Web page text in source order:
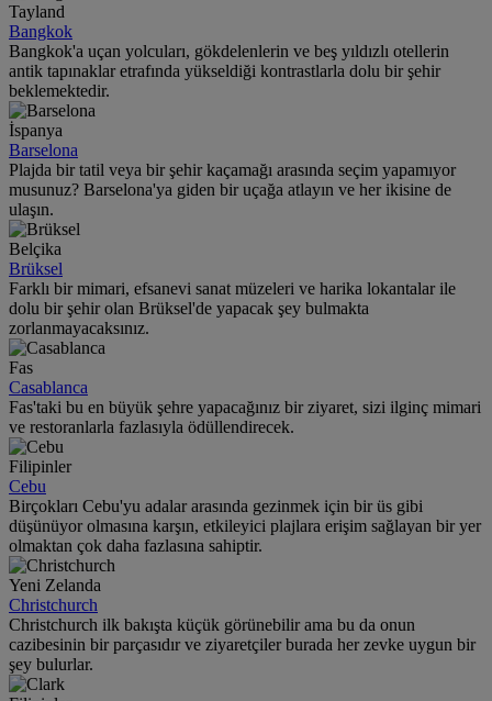
Tayland
Bangkok
Bangkok'a uçan yolcuları, gökdelenlerin ve beş yıldızlı otellerin
antik tapınaklar etrafında yükseldiği kontrastlarla dolu bir şehir
beklemektedir.
İspanya
Barselona
Plajda bir tatil veya bir şehir kaçamağı arasında seçim yapamıyor
musunuz? Barselona'ya giden bir uçağa atlayın ve her ikisine de
ulaşın.
Belçika
Brüksel
Farklı bir mimari, efsanevi sanat müzeleri ve harika lokantalar ile
dolu bir şehir olan Brüksel'de yapacak şey bulmakta
zorlanmayacaksınız.
Fas
Casablanca
Fas'taki bu en büyük şehre yapacağınız bir ziyaret, sizi ilginç mimari
ve restoranlarla fazlasıyla ödüllendirecek.
Filipinler
Cebu
Birçokları Cebu'yu adalar arasında gezinmek için bir üs gibi
düşünüyor olmasına karşın, etkileyici plajlara erişim sağlayan bir yer
olmaktan çok daha fazlasına sahiptir.
Yeni Zelanda
Christchurch
Christchurch ilk bakışta küçük görünebilir ama bu da onun
cazibesinin bir parçasıdır ve ziyaretçiler burada her zevke uygun bir
şey bulurlar.